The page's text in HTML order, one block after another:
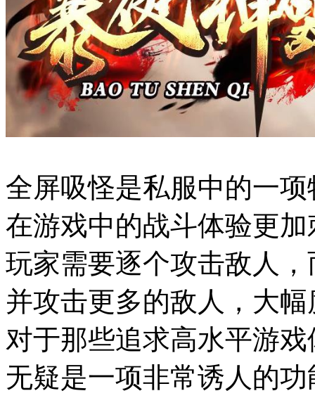
全屏吸怪是私服中的一
在游戏中的战斗体验更
玩家需要逐个攻击敌人
并攻击更多的敌人，大
对于那些追求高水平游
无疑是一项非常诱人的功